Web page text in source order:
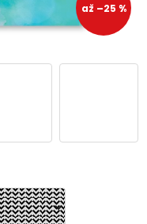
až –25 %